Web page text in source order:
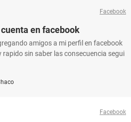
Facebook
en facebook
amigos a mi perfil en facebook
sin saber las consecuencia segui
Facebook